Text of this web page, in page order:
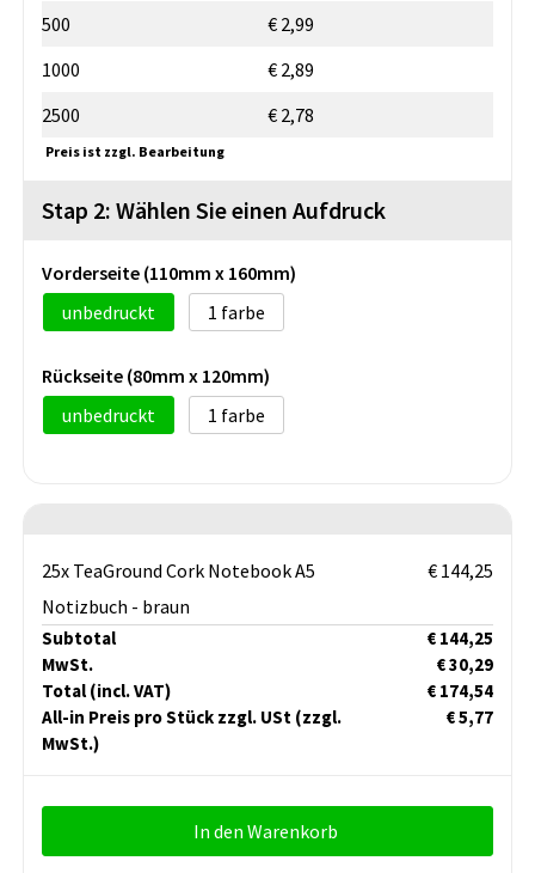
500
€ 2,99
1000
€ 2,89
2500
€ 2,78
Preis ist zzgl. Bearbeitung
Stap 2: Wählen Sie einen Aufdruck
Vorderseite (110mm x 160mm)
unbedruckt
1
Rückseite (80mm x 120mm)
unbedruckt
1
25x TeaGround Cork Notebook A5
Notizbuch - braun
€ 144,25
Subtotal
€ 144,25
MwSt.
€ 30,29
Total (incl. VAT)
€ 174,54
All-in Preis pro Stück zzgl. USt (zzgl.
MwSt.)
€ 5,77
In den Warenkorb